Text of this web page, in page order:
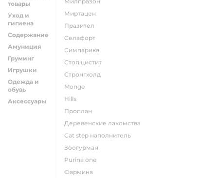
товары
Уход и
гигиена
Содержание
Амуниция
Груминг
Игрушки
Одежда и
обувь
Аксессуары
миртацен
празител
селафорт
симпарика
стоп цистит
стронгхолд
monge
hills
проплан
деревенские лакомства
cat step наполнитель
зоогурман
purina one
фармина